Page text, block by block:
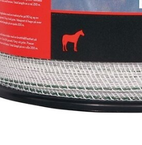
Afrastering dakgoot